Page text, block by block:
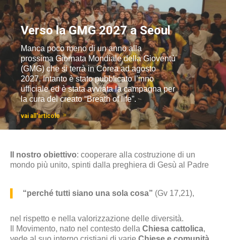
Verso la GMG 2027 a Seoul
Manca poco meno di un anno alla
prossima Giornata Mondiale della Gioventù
(GMG) che si terrà in Corea ad agosto
2027. Intanto è stato pubblicato l’inno
ufficiale ed è stata avviata la campagna per
la cura del creato “Breath of life”.
vai all'articolo 9
Il nostro obiettivo: cooperare alla costruzione di un
mondo più unito, spinti dalla preghiera di Gesù al Padre
“perché tutti siano una sola cosa” (Gv 17,21),
nel rispetto e nella valorizzazione delle diversità.
Il Movimento, nato nel contesto della Chiesa cattolica,